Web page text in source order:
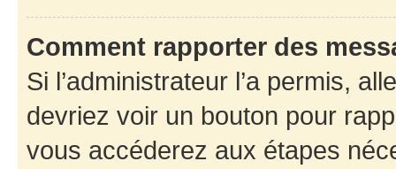
Comment rapporter des
Si l’administrateur l’a permis,
devriez voir un bouton pour
vous accéderez aux étapes